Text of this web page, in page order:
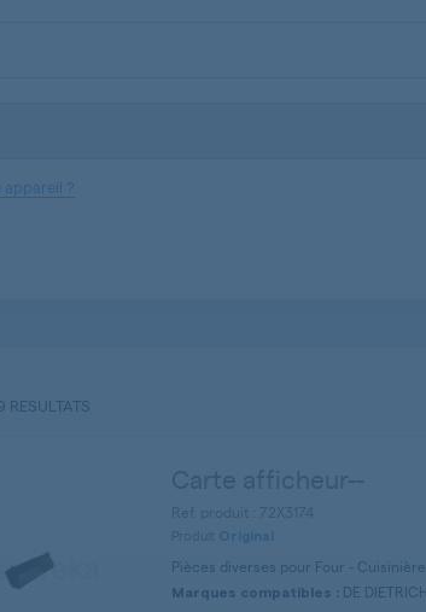
?
RESULTATS
Original
Pièces diverses pour Four - Cuisinière
Marques compatibles : DE